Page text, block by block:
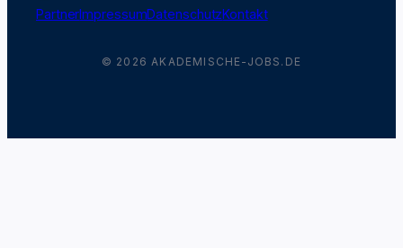
PartnerImpressumDatenschutzKontakt
© 2026 AKADEMISCHE-JOBS.DE